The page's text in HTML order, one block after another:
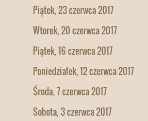
Piątek, 23 czerwca 2017
Wtorek, 20 czerwca 2017
Piątek, 16 czerwca 2017
Poniedziałek, 12 czerwca 2017
Środa, 7 czerwca 2017
Sobota, 3 czerwca 2017